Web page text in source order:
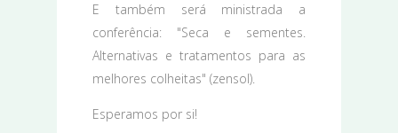
E também será ministrada a
conferência: "Seca e sementes.
Alternativas e tratamentos para as
melhores colheitas" (zensol).
Esperamos por si!